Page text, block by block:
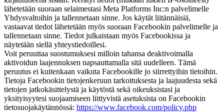
lähetetään suoraan selaimestasi Meta Platforms Inc:n palvelimelle
Yhdysvaltoihin ja tallennetaan sinne. Jos käytät liitännäisiä,
vastaavat tiedot lähetetään myös suoraan Facebookin palvelimelle ja
tallennetaan sinne. Tiedot julkaistaan myös Facebookissa ja
näytetään siellä yhteystiedoillesi.
Voit peruuttaa suostumuksesi milloin tahansa deaktivoimalla
aktivoidun laajennuksen napsauttamalla sitä uudelleen. Tämä
peruutus ei kuitenkaan vaikuta Facebookille jo siirrettyihin tietoihin.
Tietoja Facebookin tietojenkeruun tarkoituksesta ja laajuudesta sekä
tietojen jatkokäsittelystä ja käytöstä sekä oikeuksistasi ja
yksityisyytesi suojaamiseen liittyvistä asetuksista on Facebookin
tietosuojakäytännössä: https://www.facebook.com/policy.php